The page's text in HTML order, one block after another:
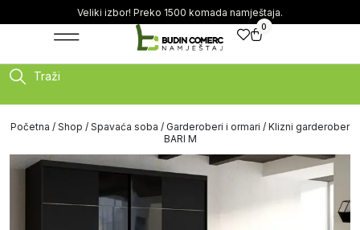
Veliki izbor! Preko 1500 komada namještaja.
0
Traži
Početna / Shop / Spavaća soba / Garderoberi i ormari / Klizni garderober
BARI M